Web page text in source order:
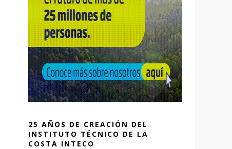
25 AÑOS DE CREACIÓN DEL
INSTITUTO TÉCNICO DE LA
COSTA INTECO